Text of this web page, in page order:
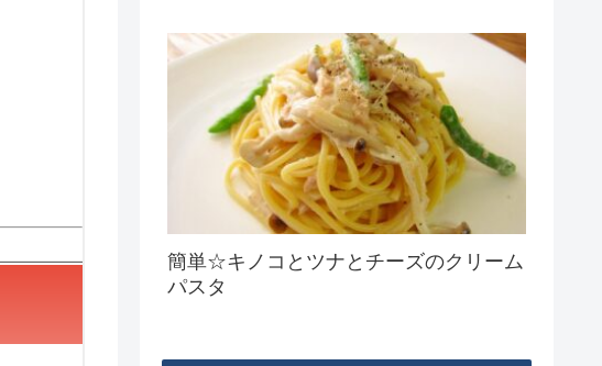
簡単☆キノコとツナとチーズのクリーム
パスタ